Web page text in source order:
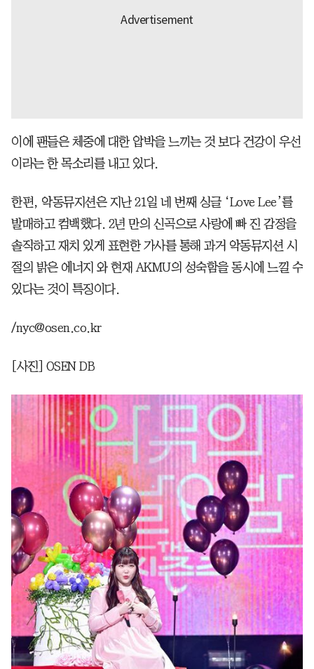
이에 팬들은 체중에 대한 압박을 느끼는 것 보다 건강이 우선
이라는 한 목소리를 내고 있다.
한편, 악동뮤지션은 지난 21일 네 번째 싱글 ‘Love Lee’를
발매하고 컴백했다. 2년 만의 신곡으로 사랑에 빠 진 감정을
솔직하고 재치 있게 표현한 가사를 통해 과거 악동뮤지션 시
절의 밝은 에너지 와 현재 AKMU의 성숙함을 동시에 느낄 수
있다는 것이 특징이다.
/nyc@osen.co.kr
[사진] OSEN DB